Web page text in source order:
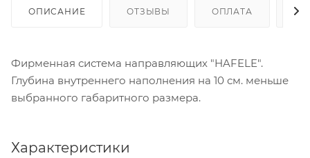
ОПИСАНИЕ ОТЗЫВЫ ОПЛАТА
Фирменная система направляющих "HAFELE".
Глубина внутреннего наполнения на 10 см. меньше
выбранного габаритного размера.
Характеристики